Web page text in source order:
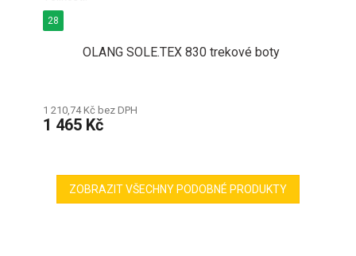
OLANG SOLE.TEX 830 trekové boty
1 210,74 Kč bez DPH
1 465 Kč
28
ZOBRAZIT VŠECHNY PODOBNÉ PRODUKTY